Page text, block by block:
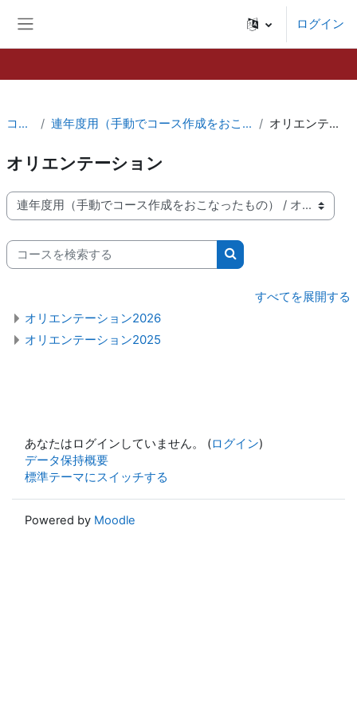
ログイン
コース 連年度用（手動でコース作成をおこなったもの） オリエンテーション
オリエンテーション
コースカテゴリ
コースを検索する
コースを検索する
すべてを展開する
オリエンテーション2026
オリエンテーション2025
あなたはログインしていません。 (ログイン)
データ保持概要
標準テーマにスイッチする
Powered by Moodle